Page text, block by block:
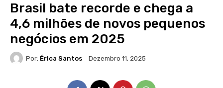
Brasil bate recorde e chega a
4,6 milhões de novos pequenos
negócios em 2025
Por: Érica Santos Dezembro 11, 2025